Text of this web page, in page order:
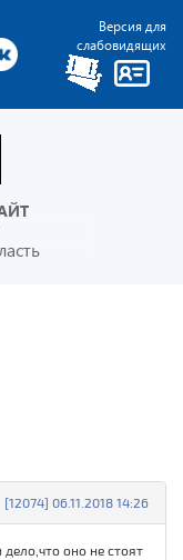
Версия для
слабовидящих
[12074] 06.11.2018 14:26
оно не стоят